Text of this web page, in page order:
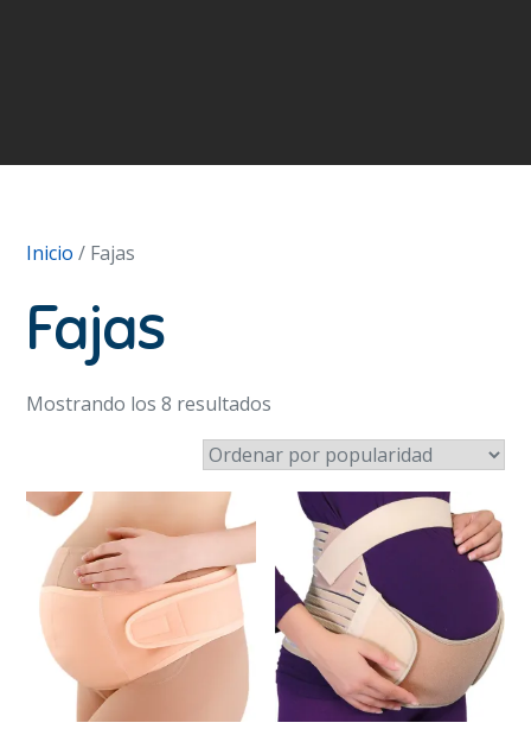
Inicio / Fajas
Fajas
Mostrando los 8 resultados
por
popularidad